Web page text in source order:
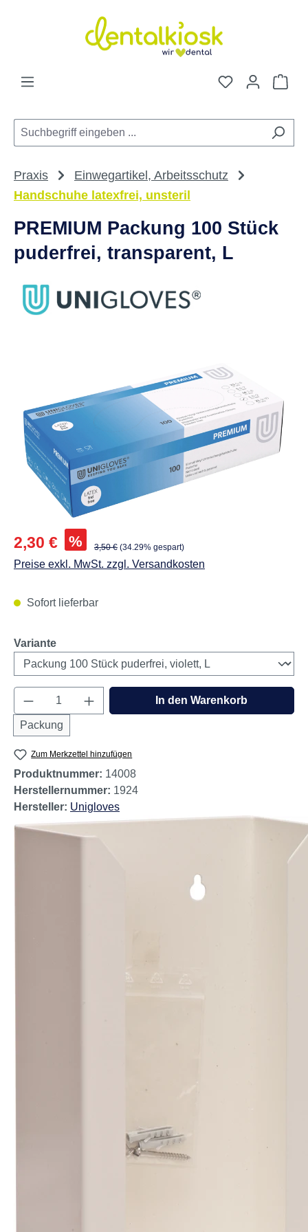
Zum Hauptinhalt springen
Du hast 0
Praxis
Einwegartikel, Arbeitsschutz
Handschuhe latexfrei, unsteril
PREMIUM Packung 100 Stück
puderfrei, transparent, L
Abbildungen können vom Original abweichen.
Verkaufspreis:
2,30 € % Regulärer Preis:
3,50 € (34.29% gespart)
Preise exkl. MwSt. zzgl. Versandkosten
Sofort lieferbar
Varianteauswählen
Produkt Anzahl: Gib den gewünschten
Packung
In den Warenkorb
Zum Merkzettel hinzufügen
Produktnummer: 14008
Herstellernummer: 1924
Hersteller: Unigloves